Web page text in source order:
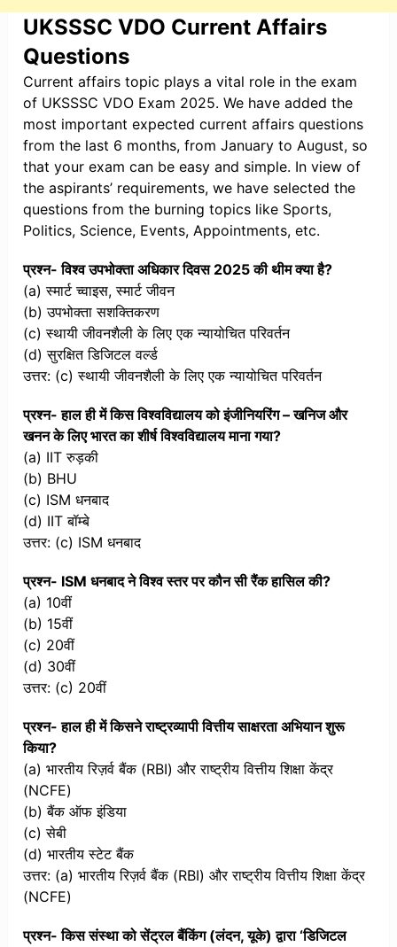
UKSSSC VDO Current Affairs
Questions
Current affairs topic plays a vital role in the exam
of UKSSSC VDO Exam 2025. We have added the
most important expected current affairs questions
from the last 6 months, from January to August, so
that your exam can be easy and simple. In view of
the aspirants’ requirements, we have selected the
questions from the burning topics like Sports,
Politics, Science, Events, Appointments, etc.
प्रश्न- विश्व उपभोक्ता अधिकार दिवस 2025 की थीम क्या है?
(a) स्मार्ट च्वाइस, स्मार्ट जीवन
(b) उपभोक्ता सशक्तिकरण
(c) स्थायी जीवनशैली के लिए एक न्यायोचित परिवर्तन
(d) सुरक्षित डिजिटल वर्ल्ड
उत्तर: (c) स्थायी जीवनशैली के लिए एक न्यायोचित परिवर्तन
प्रश्न- हाल ही में किस विश्वविद्यालय को इंजीनियरिंग – खनिज और
खनन के लिए भारत का शीर्ष विश्वविद्यालय माना गया?
(a) IIT रुड़की
(b) BHU
(c) ISM धनबाद
(d) IIT बॉम्बे
उत्तर: (c) ISM धनबाद
प्रश्न- ISM धनबाद ने विश्व स्तर पर कौन सी रैंक हासिल की?
(a) 10वीं
(b) 15वीं
(c) 20वीं
(d) 30वीं
उत्तर: (c) 20वीं
प्रश्न- हाल ही में किसने राष्ट्रव्यापी वित्तीय साक्षरता अभियान शुरू
किया?
(a) भारतीय रिज़र्व बैंक (RBI) और राष्ट्रीय वित्तीय शिक्षा केंद्र
(NCFE)
(b) बैंक ऑफ इंडिया
(c) सेबी
(d) भारतीय स्टेट बैंक
उत्तर: (a) भारतीय रिज़र्व बैंक (RBI) और राष्ट्रीय वित्तीय शिक्षा केंद्र
(NCFE)
प्रश्न- किस संस्था को सेंट्रल बैंकिंग (लंदन, यूके) द्वारा ‘डिजिटल